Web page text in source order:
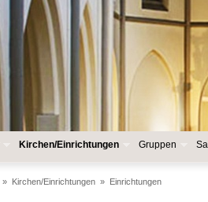
Kirchen/Einrichtungen Gruppen
» Kirchen/Einrichtungen » Einrichtungen